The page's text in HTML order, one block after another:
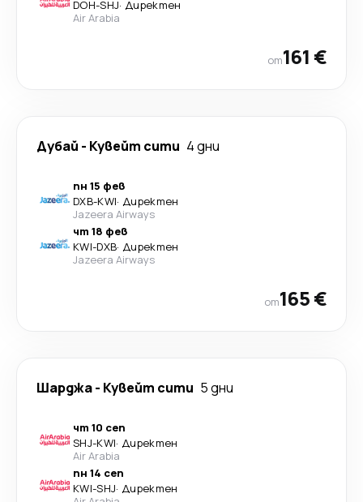
DOH-SHJ· Директен
Air Arabia
от161 €
Дубай - Кувейт сити 4 дни
пн 15 фев
DXB-KWI· Директен
Jazeera Airways
чт 18 фев
KWI-DXB· Директен
Jazeera Airways
от165 €
Шарджа- Кувейт сити 5 дни
чт 10 сеп
SHJ-KWI· Директен
Air Arabia
пн 14 сеп
KWI-SHJ· Директен